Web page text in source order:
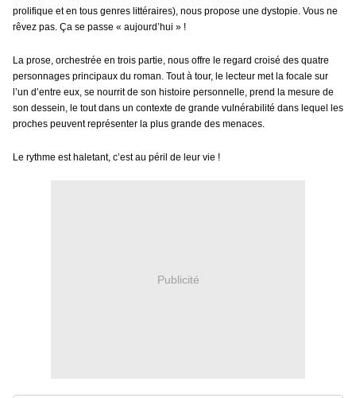
prolifique et en tous genres littéraires), nous propose une dystopie. Vous ne
rêvez pas. Ça se passe « aujourd’hui » !
La prose, orchestrée en trois partie, nous offre le regard croisé des quatre
personnages principaux du roman. Tout à tour, le lecteur met la focale sur
l’un d’entre eux, se nourrit de son histoire personnelle, prend la mesure de
son dessein, le tout dans un contexte de grande vulnérabilité dans lequel les
proches peuvent représenter la plus grande des menaces.
Le rythme est haletant, c’est au péril de leur vie !
Publicité